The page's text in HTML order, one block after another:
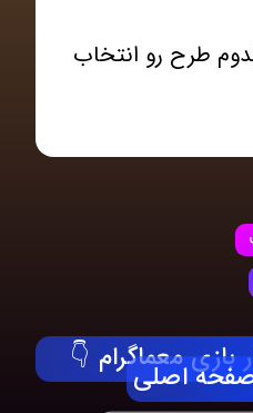
طرح رو انتخاب
معماگرام 👇
اصلی